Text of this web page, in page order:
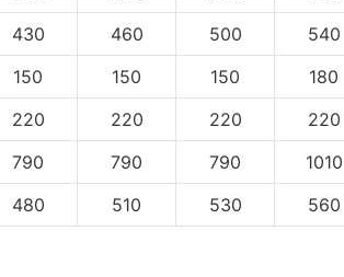
430 460 500 540
150 150 150 180
220 220 220 220
790 790 790 1010
480 510 530 560